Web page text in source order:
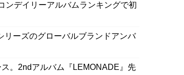
ンデイリーアルバムランキングで初
リーズのグローバルブランドアンバ
。2ndアルバム『LEMONADE』先